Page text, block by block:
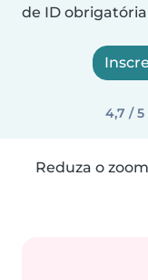
de ID obrigatória
4,7 / 5
Reduza o